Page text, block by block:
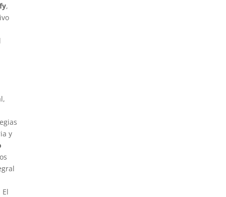
,
y